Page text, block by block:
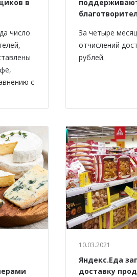
в
число
с
За четыре
отчислений
рублей.
10.03.2021
Яндекс.Еда
доставку